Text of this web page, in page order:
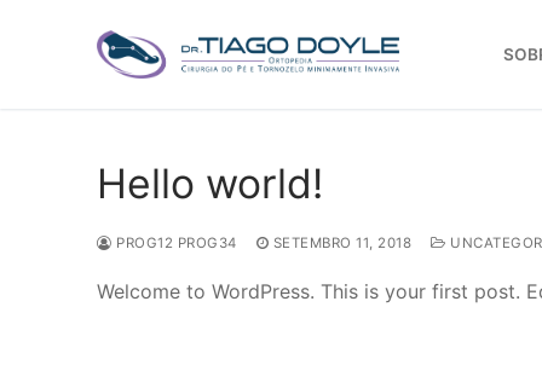
Hello world!
PROG12 PROG34 SETEMBRO 11, 2018
Welcome to WordPress. This is your first post.